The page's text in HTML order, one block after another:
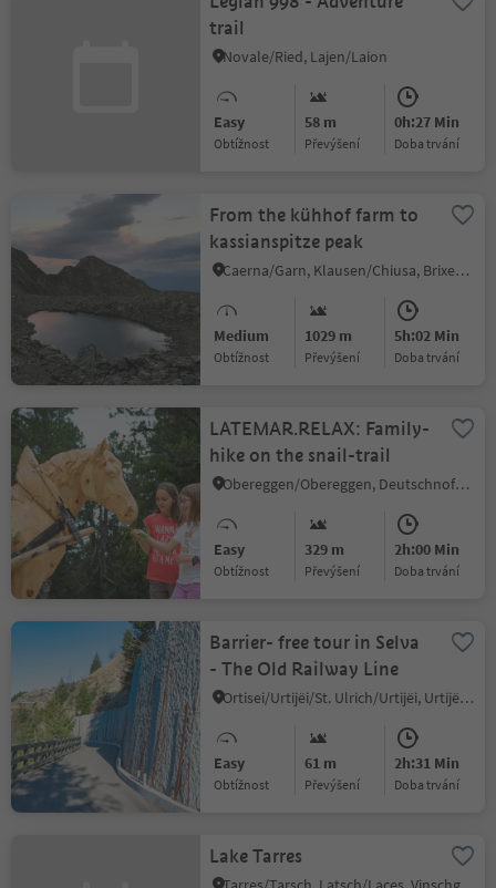
trail
Novale/Ried, Lajen/Laion
Easy
Obtížnost
58 m
Převýšení
0h:27 Min
doba trvání
From the kühhof farm to
kassianspitze peak
Caerna/Garn, Klausen/Chiusa, Brixen/Bressanone and environs
Medium
Obtížnost
1029 m
Převýšení
5h:02 Min
doba trvání
LATEMAR.RELAX: Family-
hike on the snail-trail
Obereggen/Obereggen, Deutschnofen/Nova Ponente, Dolomites Region Eggental
Easy
Obtížnost
329 m
Převýšení
2h:00 Min
doba trvání
Barrier- free tour in Selva
- The Old Railway Line
Ortisei/Urtijëi/St. Ulrich/Urtijëi, Urtijëi/Ortisei, Dolomites Region Val Gardena
Easy
Obtížnost
61 m
Převýšení
2h:31 Min
doba trvání
Lake Tarres